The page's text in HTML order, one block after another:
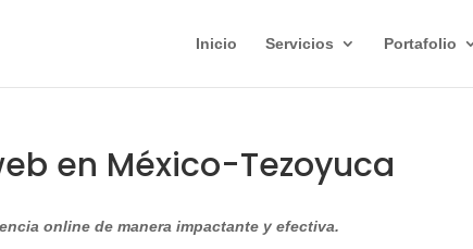
Inicio Servicios Portafolio
en México-Tezoyuca
online de manera impactante y efectiva.